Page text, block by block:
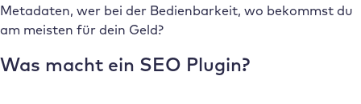
Metadaten, wer bei der Bedienbarkeit, wo bekommst du
am meisten für dein Geld?
Was macht ein SEO Plugin?